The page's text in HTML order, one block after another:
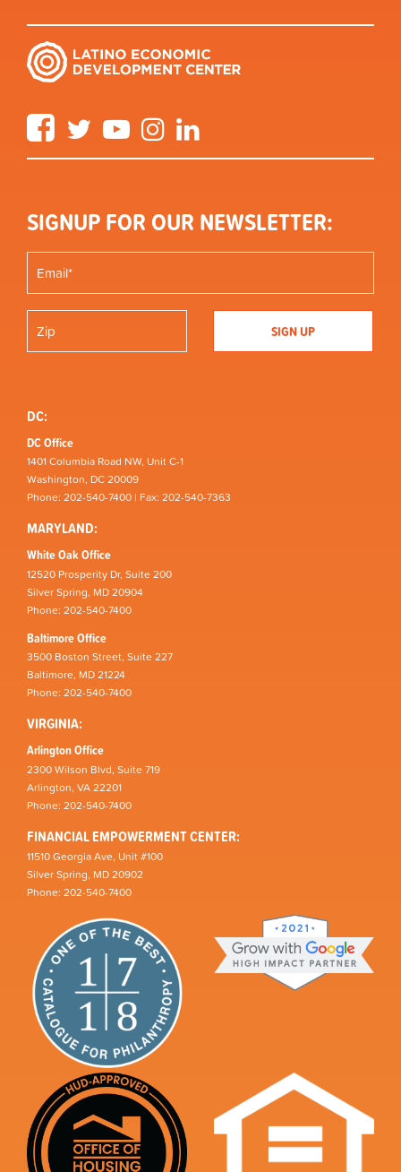
FacebookTwitter YouTube Instagram
SIGNUP FOR OUR NEWSLETTER:
DC:
DC Office
1401 Columbia Road NW, Unit C-1
Washington, DC 20009
Phone: 202-540-7400 | Fax: 202-540-7363
MARYLAND:
White Oak Office
12520 Prosperity Dr, Suite 200
Silver Spring, MD 20904
Phone: 202-540-7400
Baltimore Office
3500 Boston Street, Suite 227
Baltimore, MD 21224
Phone: 202-540-7400
VIRGINIA:
Arlington Office
2300 Wilson Blvd, Suite 719
Arlington, VA 22201
Phone: 202-540-7400
FINANCIAL EMPOWERMENT CENTER:
11510 Georgia Ave, Unit #100
Silver Spring, MD 20902
Phone: 202-540-7400